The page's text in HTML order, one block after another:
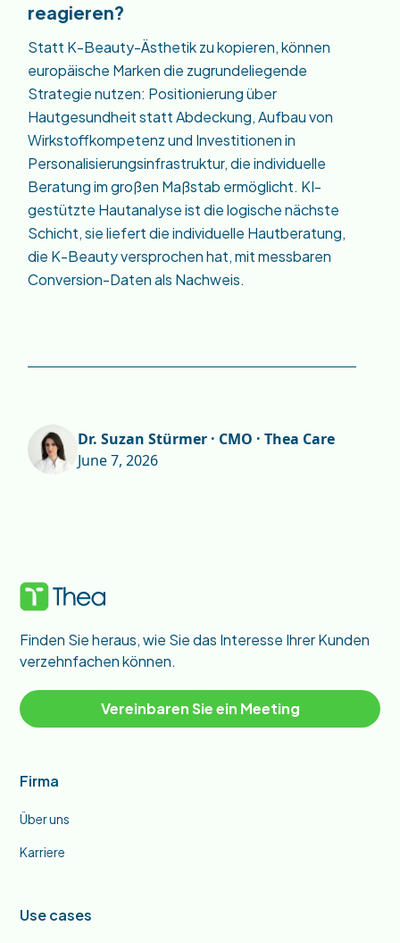
reagieren?
Statt K-Beauty-Ästhetik zu kopieren, können
europäische Marken die zugrundeliegende
Strategie nutzen: Positionierung über
Hautgesundheit statt Abdeckung, Aufbau von
Wirkstoffkompetenz und Investitionen in
Personalisierungsinfrastruktur, die individuelle
Beratung im großen Maßstab ermöglicht. KI-
gestützte Hautanalyse ist die logische nächste
Schicht, sie liefert die individuelle Hautberatung,
die K-Beauty versprochen hat, mit messbaren
Conversion-Daten als Nachweis.
Dr. Suzan Stürmer · CMO · Thea Care
June 7, 2026
Finden Sie heraus, wie Sie das Interesse Ihrer Kunden
verzehnfachen können.
Vereinbaren Sie ein Meeting
Firma
Über uns
Karriere
Use cases